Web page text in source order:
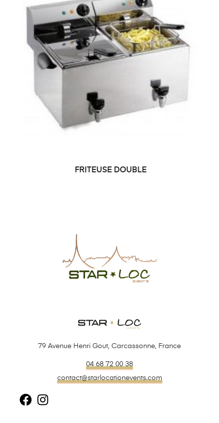
FRITEUSE DOUBLE
79 Avenue Henri Gout, Carcassonne, France
04 68 72 00 38
contact@starlocationevents.com